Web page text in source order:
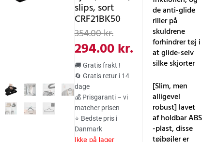
slips, sort
CRF21BK50
354.00kr.Den
oprindelige
pris
var:
354.00 kr..
294.00kr.
Den
aktuelle
pris
294.00 kr..
🚚 Gratis frakt !
🔄 Gratis retur i 14
dage
💰 Prisgaranti – vi
matcher prisen
⭐ Bedste pris i
Danmark
Ikke på lager
de anti-glide
riller på
skuldrene
forhindrer tøj i
at glide-selv
silke skjorter
[Slim, men
alligevel
robust] lavet
af holdbar ABS
-plast, disse